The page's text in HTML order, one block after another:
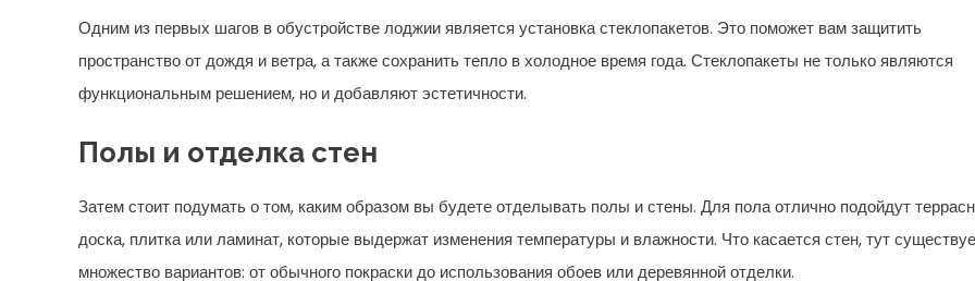
Одним из первых шагов в обустройстве лоджии является установка стеклопакетов. Это поможет вам защитить
пространство от дождя и ветра, а также сохранить тепло в холодное время года. Стеклопакеты не только являются
функциональным решением, но и добавляют эстетичности.
Полы и отделка стен
Затем стоит подумать о том, каким образом вы будете отделывать полы и стены. Для пола отлично подойдут
доска, плитка или ламинат, которые выдержат изменения температуры и влажности. Что касается стен, тут
множество вариантов: от обычного покраски до использования обоев или деревянной отделки.